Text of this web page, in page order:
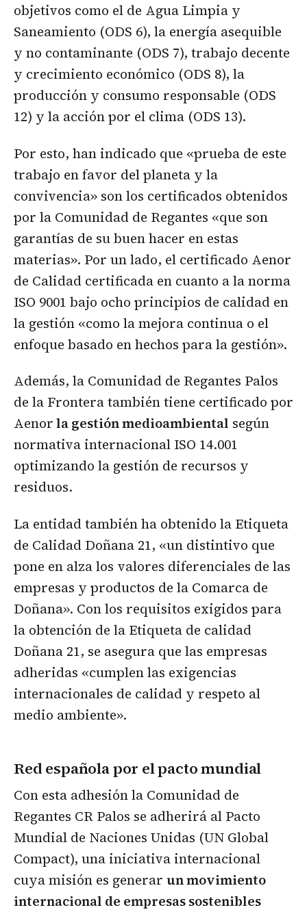
objetivos como el de Agua Limpia y
Saneamiento (ODS 6), la energía asequible
y no contaminante (ODS 7), trabajo decente
y crecimiento económico (ODS 8), la
producción y consumo responsable (ODS
12) y la acción por el clima (ODS 13).
Por esto, han indicado que «prueba de este
trabajo en favor del planeta y la
convivencia» son los certificados obtenidos
por la Comunidad de Regantes «que son
garantías de su buen hacer en estas
materias». Por un lado, el certificado Aenor
de Calidad certificada en cuanto a la norma
ISO 9001 bajo ocho principios de calidad en
la gestión «como la mejora continua o el
enfoque basado en hechos para la gestión».
Además, la Comunidad de Regantes Palos
de la Frontera también tiene certificado por
Aenorla gestión medioambiental según
normativa internacional ISO 14.001
optimizando la gestión de recursos y
residuos.
La entidad también ha obtenido la Etiqueta
de Calidad Doñana 21, «un distintivo que
pone en alza los valores diferenciales de las
empresas y productos de la Comarca de
Doñana». Con los requisitos exigidos para
la obtención de la Etiqueta de calidad
Doñana 21, se asegura que las empresas
adheridas «cumplen las exigencias
internacionales de calidad y respeto al
medio ambiente».
Red española por el pacto mundial
Con esta adhesión la Comunidad de
Regantes CR Palos se adherirá al Pacto
Mundial de Naciones Unidas (UN Global
Compact), una iniciativa internacional
cuya misión es generar un movimiento
internacional de empresas sostenibles